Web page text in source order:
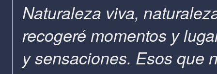
Naturaleza viva,
recogeré momentos y
y sensaciones. Esos que